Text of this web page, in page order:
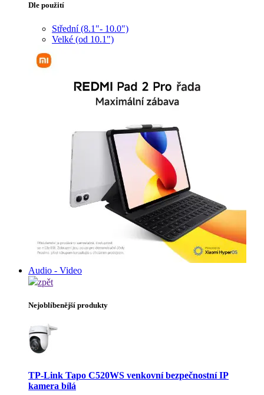
Dle použití
Střední (8.1"- 10.0")
Velké (od 10.1")
Audio - Video
zpět
Nejoblíbenější produkty
TP-Link Tapo C520WS venkovní bezpečnostní IP
kamera bílá